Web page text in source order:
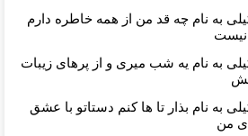
به نام چه قد من از همه خاطره دارم
نیست
به نام یه شب میرى و از پرهای زيبات
به نام بذار تا ها كنم دستاتو با عشق
ى من